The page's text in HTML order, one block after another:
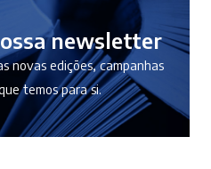
newsletter
novas edições, campanhas
temos para si.